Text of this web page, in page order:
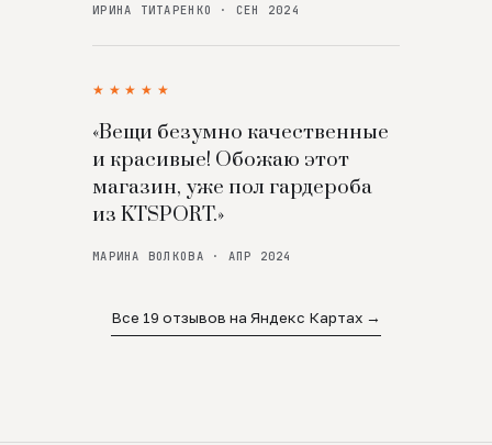
ИРИНА ТИТАРЕНКО · СЕН 2024
★★★★★
«Вещи безумно качественные
и красивые! Обожаю этот
магазин, уже пол гардероба
из KTSPORT.»
МАРИНА ВОЛКОВА · АПР 2024
Все 19 отзывов на Яндекс Картах →